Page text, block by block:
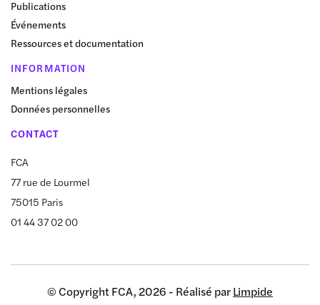
Publications
Événements
Ressources et documentation
INFORMATION
Mentions légales
Données personnelles
CONTACT
FCA
77 rue de Lourmel
75015 Paris
01 44 37 02 00
© Copyright FCA, 2026 - Réalisé parLimpide